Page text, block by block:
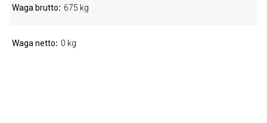
Waga brutto 675 kg
Waga netto 0 kg